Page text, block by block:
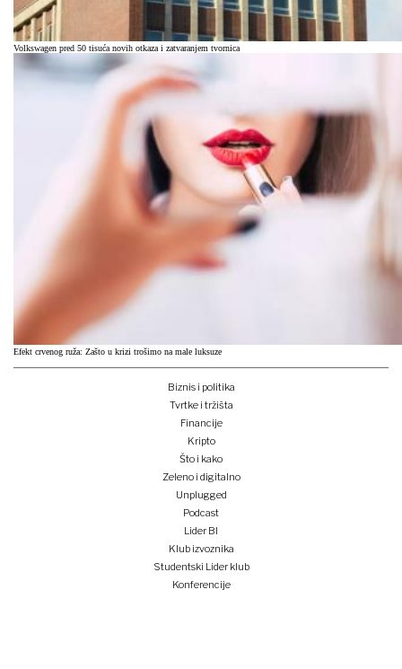
Volkswagen pred 50 tisuća novih otkaza i zatvaranjem tvornica
Efekt crvenog ruža: Zašto u krizi trošimo na male luksuze
Biznis i politika
Tvrtke i tržišta
Financije
Kripto
Što i kako
Zeleno i digitalno
Unplugged
Podcast
Lider BI
Klub izvoznika
Studentski Lider klub
Konferencije